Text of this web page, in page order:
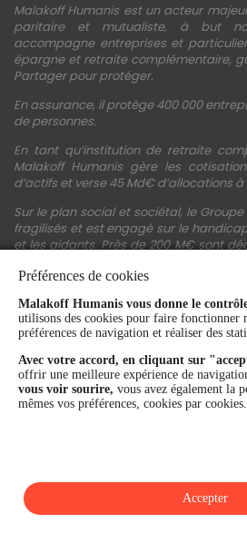
Malakoff Humanis est un acteur
paritaire et mutualiste, à but
accompagne entreprises et
épargne et retraite complémentaire,
Partager pour protéger.
En assurance, il protège 400 000
de personnes.
En tant qu’institution de retraite
Malakoff Humanis gère les
d’actifs et verse 45 Md€ d’allocations
Sur le plan social et sociétal, le
fragilisés et est engagé sur le
et les aidants. Près de 200 M€ sont
financière et la performance du
notation A+ attribuée depuis 4 ans
Fitch Ratings. Sur les plans extra-
figure parmi les 2% des entreprises
en matière de critères RSE (Ecovadis,
2026). Enfin, Malakoff Humanis est
par le Top Employers Institute depuis 3
Préférences de cookies
Malakoff Humanis vous donne le
utilisons des cookies pour faire fonctionner
préférences de navigation et réaliser des
Avec votre accord, en cliquant sur
offrir une meilleure expérience de
vous voir sourire, vous avez également la
mêmes vos préférences, cookies par cookies.
Accepter